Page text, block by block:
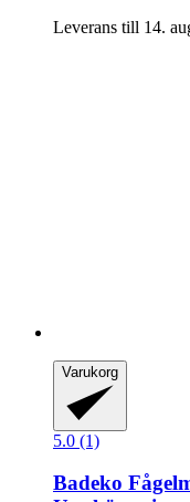
Leverans till 14.
Varukorg
5.0 (1)
Badeko